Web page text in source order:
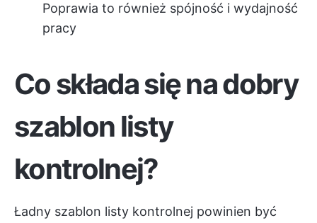
Poprawia to również spójność i wydajność
pracy
Co składa się na dobry
szablon listy
kontrolnej?
Ładny szablon listy kontrolnej powinien być